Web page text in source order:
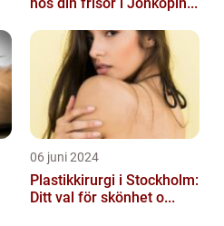
06 juni 2024
Plastikkirurgi i Stockholm:
Ditt val för skönhet o...